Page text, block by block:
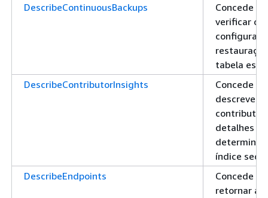
DescribeContinuousBackups
Concede
verificar o
tabela
DescribeContributorInsights
Concede
descrever
contributor
detalhes
índice
DescribeEndpoints
Concede
retornar as